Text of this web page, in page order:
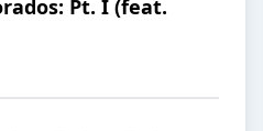
Pt. I (feat.